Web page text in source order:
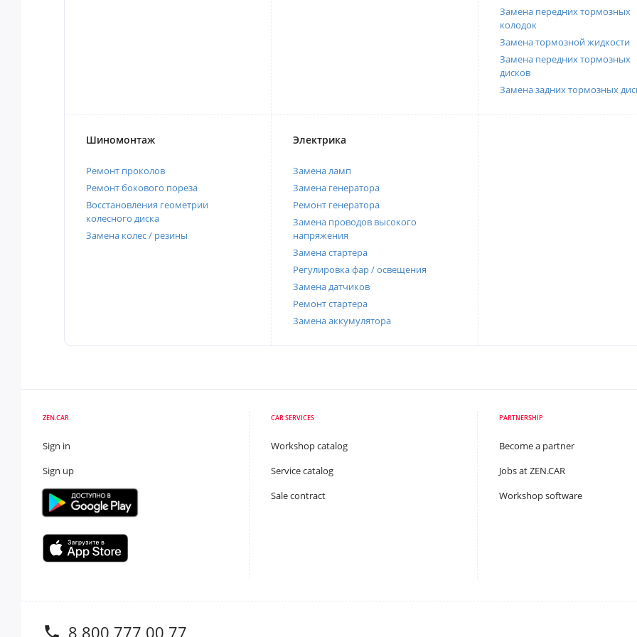
Замена передних тормозных
колодок
Замена тормозной жидкости
Замена передних тормозных
дисков
Замена задних тормозных
Шиномонтаж
Ремонт проколов
Ремонт бокового пореза
Восстановления геометрии
колесного диска
Замена колес / резины
Электрика
Замена ламп
Замена генератора
Ремонт генератора
Замена проводов высокого
напряжения
Замена стартера
Регулировка фар / освещения
Замена датчиков
Ремонт стартера
Замена аккумулятора
ZEN.CAR
Sign in
Sign up
CAR SERVICES
Workshop catalog
Service catalog
Sale contract
PARTNERSHIP
Become a partner
Jobs at ZEN.CAR
Workshop software
8 800 777 00 77